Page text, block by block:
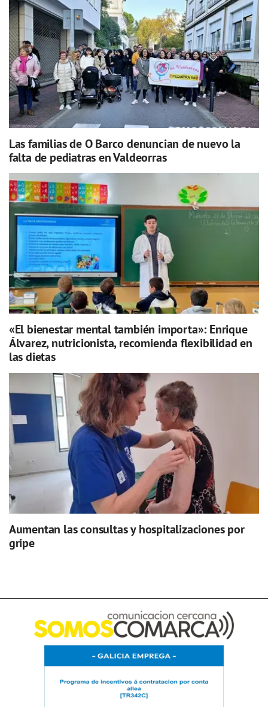
Las familias de O Barco denuncian de nuevo la
falta de pediatras en Valdeorras
«El bienestar mental también importa»: Enrique
Álvarez, nutricionista, recomienda flexibilidad en
las dietas
Aumentan las consultas y hospitalizaciones por
gripe